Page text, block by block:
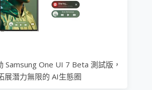
Samsung One UI 7 Beta 測試版，
展潛力無限的 AI生態圈